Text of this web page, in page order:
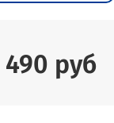
490 руб